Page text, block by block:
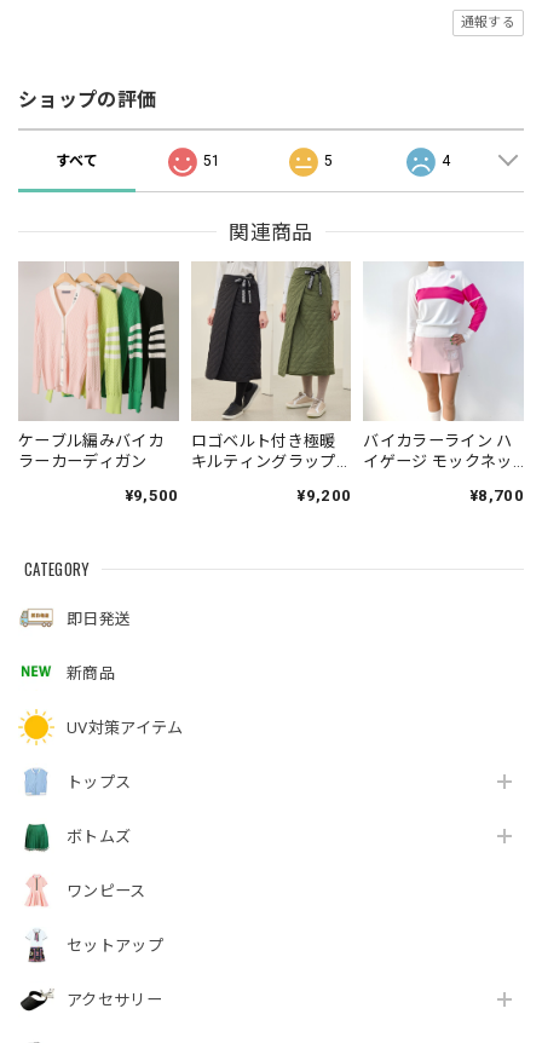
通報する
ショップの評価
すべて 51 5 4
関連商品
ケーブル編みバイカ
ラーカーディガン
¥9,500
ロゴベルト付き極暖
キルティングラップ
¥9,200
バイカラーライン ハ
イゲージ モックネッ
¥8,700
CATEGORY
即日発送
新商品
UV対策アイテム
トップス
ボトムズ
ワンピース
セットアップ
アクセサリー